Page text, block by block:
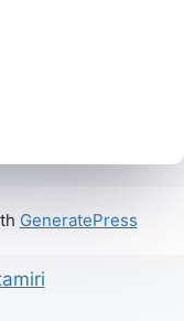
GeneratePress